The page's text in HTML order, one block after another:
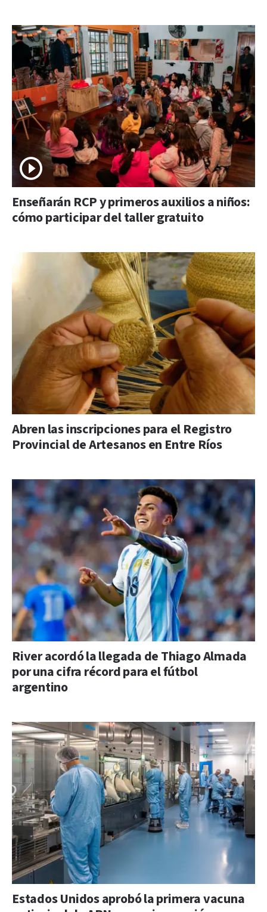
Enseñarán RCP y primeros auxilios a niños:
cómo participar del taller gratuito
Abren las inscripciones para el Registro
Provincial de Artesanos en Entre Ríos
River acordó la llegada de Thiago Almada
por una cifra récord para el fútbol
argentino
Estados Unidos aprobó la primera vacuna